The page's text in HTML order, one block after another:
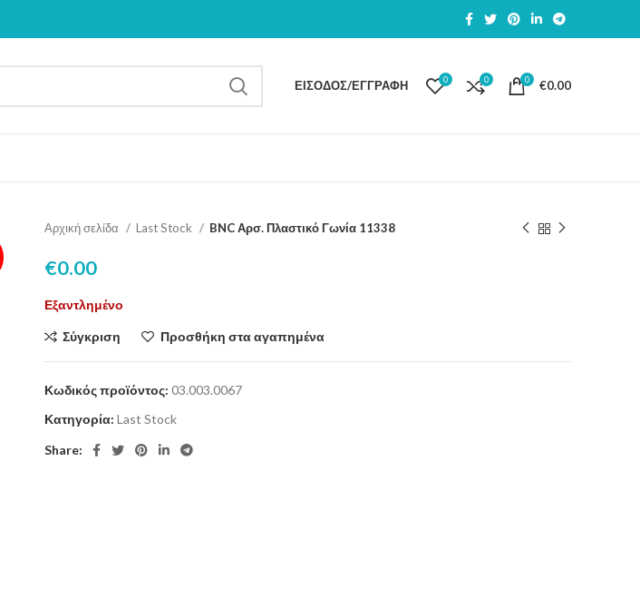
ΕΊΣΟΔΟΣ/ΕΓΓΡΑΦΉ 0 0 0 €0.00
Αρχική σελίδα Last Stock BNC Αρσ. Πλαστικό Γωνία 11338
€0.00
Εξαντλημένο
Σύγκριση Προσθήκη στα αγαπημένα
Κωδικός προϊόντος: 03.003.0067
Κατηγορία: Last Stock
Share: